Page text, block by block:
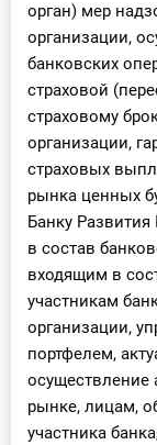
орган) мер
организации,
банковских
страховой
страховому
организации,
страховых
рынка ценных
Банку
в состав
входящим в
участникам
организации,
портфелем,
осуществление
рынке, лицам,
участника